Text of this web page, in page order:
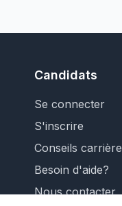
Candidats
Se connecter
S'inscrire
Conseils carrière
Besoin d'aide?
Nous contacter